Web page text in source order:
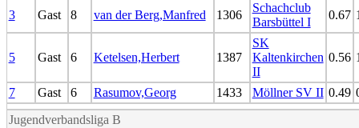
3 Gast 8 van der Berg,Manfred 1306
Schachclub
Barsbüttel I
0.67
5 Gast 6 Ketelsen,Herbert 1387
SK
Kaltenkirchen
II
0.56
7 Gast 6 Rasumov,Georg 1433 Möllner SV II 0.49
Jugendverbandsliga B